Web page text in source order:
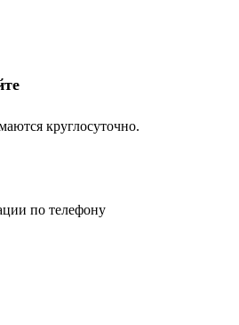
круглосуточно.
по телефону